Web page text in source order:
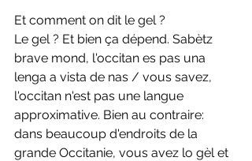
Et comment on dit le gel ?
Le gel ? Et bien ça dépend. Sabètz
brave mond, l'occitan es pas una
lenga a vista de nas / vous savez,
l'occitan n'est pas une langue
approximative. Bien au contraire:
dans beaucoup d'endroits de la
grande Occitanie, vous avez lo gèl et